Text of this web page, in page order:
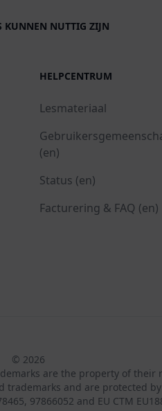
KUNNEN NUTTIG ZIJN
HELPCENTRUM
Lesmateriaal
(en)
Status (en)
Facturering & FAQ (en)
© 2026
are the property of their
trademarks and are protected
97866052 and EU CTM